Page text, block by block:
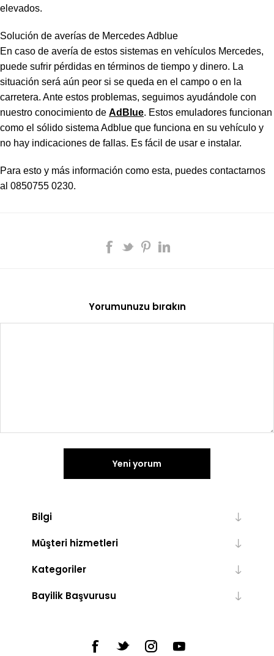
elevados.
Solución de averías de Mercedes Adblue
En caso de avería de estos sistemas en vehículos Mercedes,
puede sufrir pérdidas en términos de tiempo y dinero. La
situación será aún peor si se queda en el campo o en la
carretera. Ante estos problemas, seguimos ayudándole con
nuestro conocimiento de AdBlue. Estos emuladores funcionan
como el sólido sistema Adblue que funciona en su vehículo y
no hay indicaciones de fallas. Es fácil de usar e instalar.
Para esto y más información como esta, puedes contactarnos
al 0850755 0230.
Yorumunuzu bırakın
Yeni yorum
Bilgi
Müşteri hizmetleri
Kategoriler
Bayilik Başvurusu